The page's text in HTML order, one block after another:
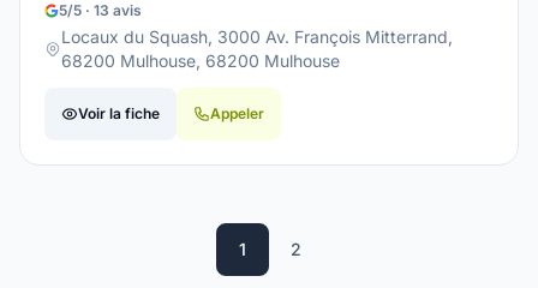
5/5 · 13 avis
Locaux du Squash, 3000 Av. François Mitterrand,
68200 Mulhouse, 68200 Mulhouse
Voir la fiche Appeler
1 2